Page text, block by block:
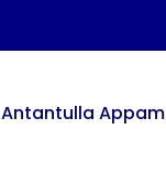
Antantulla Appam